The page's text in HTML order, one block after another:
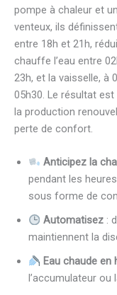
pompe à chaleur et
venteux, ils
entre 18h et 21h,
chauffe l’eau entre
23h, et la vaisselle, à
05h30. Le résultat
la production
perte de confort.
Anticipez la
pendant les
sous forme de
Automatisez:
maintiennent la
Eau chaude en
l’accumulateur ou